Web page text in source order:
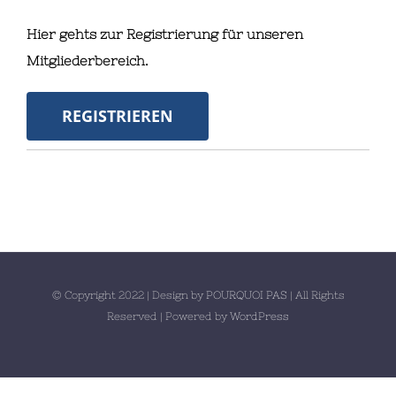
Hier gehts zur Registrierung für unseren
Mitgliederbereich.
REGISTRIEREN
© Copyright 2022 | Design by POURQUOI PAS | All Rights
Reserved | Powered by WordPress